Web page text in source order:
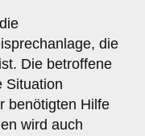
die
Die betroffene
Situation
benötigten Hilfe
wird auch